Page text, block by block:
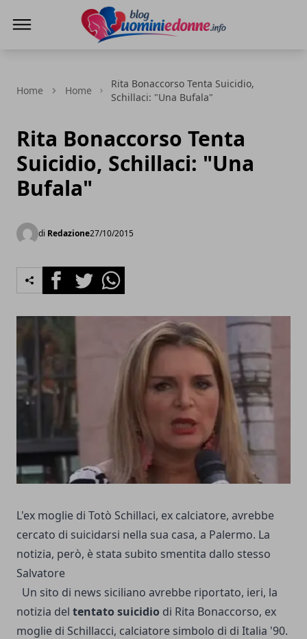
Home Home
Rita Bonaccorso Tenta Suicidio,
Schillaci: "Una Bufala"
Rita Bonaccorso Tenta
Suicidio, Schillaci: "Una
Bufala"
di Redazione27/10/2015
FacebookTwitterWhatsapp
L'ex moglie di Totò Schillaci, ex calciatore, avrebbe
cercato di suicidarsi nella sua casa, a Palermo. La
notizia, però, è stata subito smentita dallo stesso
Salvatore
Un sito di news siciliano avrebbe riportato, ieri, la
notizia del tentato suicidio di Rita Bonaccorso, ex
moglie di Schillacci, calciatore simbolo di di Italia '90.